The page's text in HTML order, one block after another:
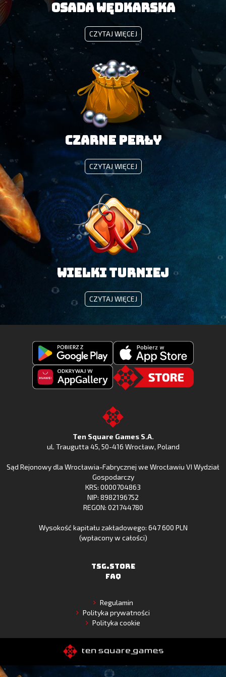
OSADA WĘDKARSKA
CZYTAJ WIĘCEJOSADA
WĘDKARSKA
Czarne Perły
CZYTAJ WIĘCEJCZARNE
PERŁY
WIELKI TURNIEJ
CZYTAJ WIĘCEJWIELKI
TURNIEJ
Pobierz
Fishing
Pobierz
Fishing
z
Apple
Store
Huawei
Gallery
to
the
Ten Square Games S.A.
ul. Traugutta 45, 50-416 Wrocław, Poland
Sąd Rejonowy dla Wrocławia-Fabrycznej we Wrocławiu VI Wydział
Gospodarczy
KRS: 0000704863
NIP: 8982196752
REGON: 021744780
Wysokość kapitału zakładowego: 647 600 PLN
(wpłacony w całości)
TSG.STORE
FAQ
Regulamin
Polityka prywatności
Polityka cookie